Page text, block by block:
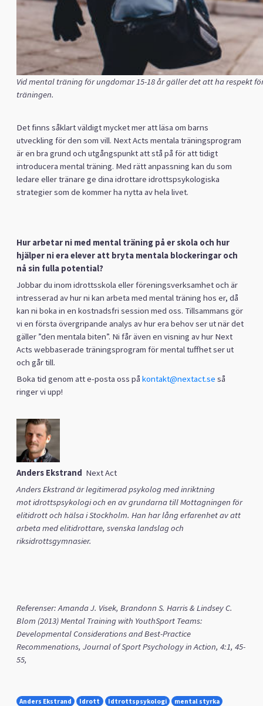
Vid mental träning för ungdomar 15-18 år gäller det att ha respekt
träningen.
Det finns såklart väldigt mycket mer att läsa om barns
utveckling för den som vill. Next Acts mentala träningsprogram
är en bra grund och utgångspunkt att stå på för att tidigt
introducera mental träning. Med rätt anpassning kan du som
ledare eller tränare ge dina idrottare idrottspsykologiska
strategier som de kommer ha nytta av hela livet.
Hur arbetar ni med mental träning på er skola och hur
hjälper ni era elever att bryta mentala blockeringar och
nå sin fulla potential?
Jobbar du inom idrottsskola eller föreningsverksamhet och är
intresserad av hur ni kan arbeta med mental träning hos er, då
kan ni boka in en kostnadsfri session med oss. Tillsammans gör
vi en första övergripande analys av hur era behov ser ut när det
gäller ”den mentala biten”. Ni får även en visning av hur Next
Acts webbaserade träningsprogram för mental tuffhet ser ut
och går till.
Boka tid genom att e-posta oss på kontakt@nextact.se så
ringer vi upp!
Anders Ekstrand Next Act
Anders Ekstrandär legitimerad psykolog med inriktning
motidrottspsykologioch en avgrundarna till Mottagningen för
elitidrott och hälsa i Stockholm. Han harlång erfarenhet av att
arbeta med elitidrottare, svenska landslag och
riksidrottsgymnasier.
Referenser: Amanda J. Visek, Brandonn S. Harris & Lindsey C.
Blom (2013) Mental Training with YouthSport Teams:
Developmental Considerations and Best-Practice
Recommenations, Journal of Sport Psychology in Action, 4:1, 45-
55,
Anders Ekstrand Idrott Idtrottspsykologi
mental styrka